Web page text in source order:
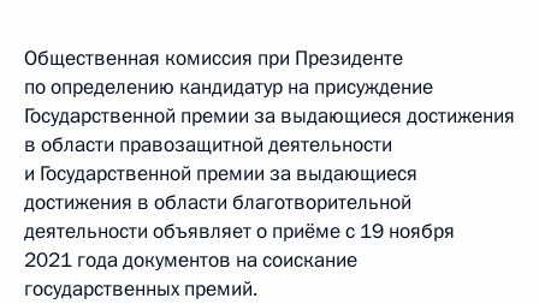
Общественная комиссия при Президенте
по определению кандидатур на присуждение
Государственной премии за выдающиеся достижения
в области правозащитной деятельности
и Государственной премии за выдающиеся
достижения в области благотворительной
деятельности объявляет о приёме с 19 ноября
2021 года документов на соискание
государственных премий.